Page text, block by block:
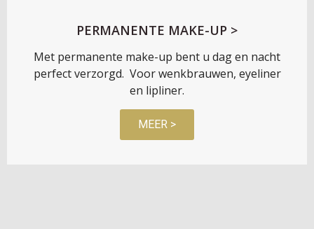
PERMANENTE MAKE-UP >
Met permanente make-up bent u dag en nacht
perfect verzorgd. Voor wenkbrauwen, eyeliner
en lipliner.
MEER >